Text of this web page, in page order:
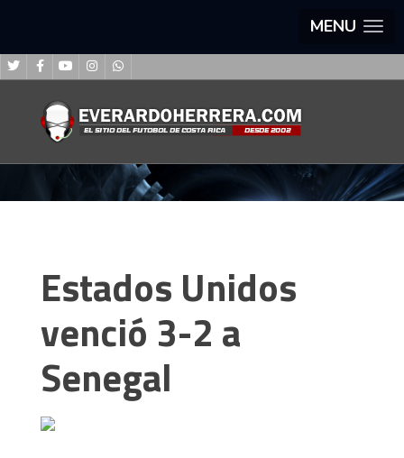
MENU
Estados Unidos
venció 3-2 a
Senegal